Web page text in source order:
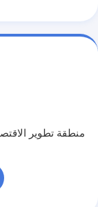
منطقة تطوير